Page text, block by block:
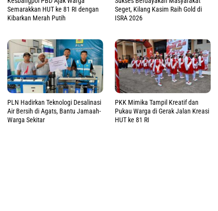
Semarakkan HUT ke 81 RI dengan
Kibarkan Merah Putih
Seget, Kilang Kasim Raih Gold di
ISRA 2026
PLN Hadirkan Teknologi Desalinasi
Air Bersih di Agats, Bantu Jamaah-
Warga Sekitar
PKK Mimika Tampil Kreatif dan
Pukau Warga di Gerak Jalan Kreasi
HUT ke 81 RI